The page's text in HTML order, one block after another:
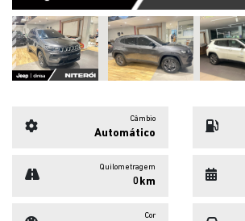
Câmbio
Automático
Quilometragem
0km
Cor